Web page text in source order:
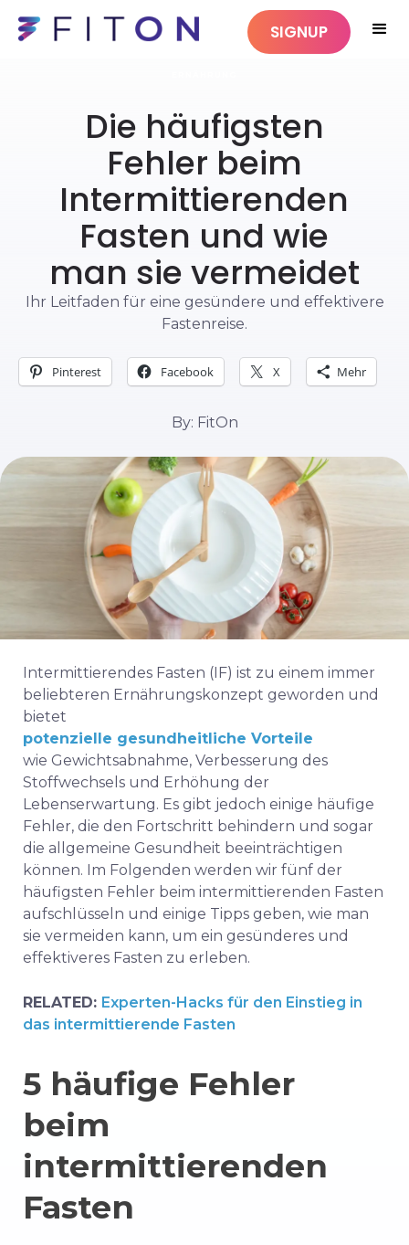
SIGNUP
Die häufigsten
Fehler beim
Intermittierenden
Fasten und wie
man sie vermeidet
Ihr Leitfaden für eine gesündere und effektivere
Fastenreise.
Pinterest Facebook X Mehr
By: FitOn
Intermittierendes Fasten (IF) ist zu einem immer
beliebteren Ernährungskonzept geworden und
bietet
potenzielle gesundheitliche Vorteile
wie Gewichtsabnahme, Verbesserung des
Stoffwechsels und Erhöhung der
Lebenserwartung. Es gibt jedoch einige häufige
Fehler, die den Fortschritt behindern und sogar
die allgemeine Gesundheit beeinträchtigen
können. Im Folgenden werden wir fünf der
häufigsten Fehler beim intermittierenden Fasten
aufschlüsseln und einige Tipps geben, wie man
sie vermeiden kann, um ein gesünderes und
effektiveres Fasten zu erleben.
RELATED: Experten-Hacks für den Einstieg in
das intermittierende Fasten
5 häufige Fehler
beim
intermittierenden
Fasten